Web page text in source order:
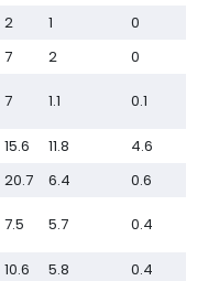
2 1
0
7 2
0
7 1.1 0.1
15.6 11.8
4.6
20.7 6.4
0.6
7.5 5.7 0.4
10.6 5.8
0.4